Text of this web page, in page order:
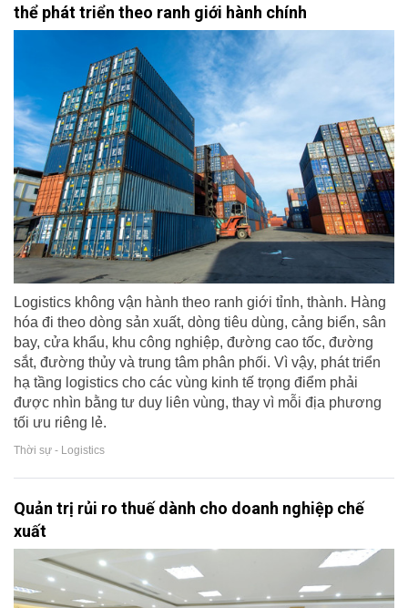
thể phát triển theo ranh giới hành chính
Logistics không vận hành theo ranh giới tỉnh, thành. Hàng
hóa đi theo dòng sản xuất, dòng tiêu dùng, cảng biển, sân
bay, cửa khẩu, khu công nghiệp, đường cao tốc, đường
sắt, đường thủy và trung tâm phân phối. Vì vậy, phát triển
hạ tầng logistics cho các vùng kinh tế trọng điểm phải
được nhìn bằng tư duy liên vùng, thay vì mỗi địa phương
tối ưu riêng lẻ.
Thời sự - Logistics
Quản trị rủi ro thuế dành cho doanh nghiệp chế
xuất